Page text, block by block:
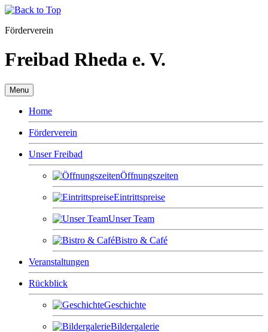
Förderverein
Freibad Rheda e. V.
Menu
Home
Förderverein
Unser Freibad
Öffnungszeiten
Eintrittspreise
Unser Team
Bistro & Café
Veranstaltungen
Rückblick
Geschichte
Bildergalerie